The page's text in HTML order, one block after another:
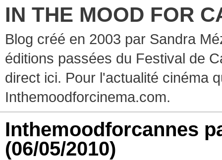
IN THE MOOD FOR
Blog créé en 2003 par Sandra
éditions passées du Festival de
direct ici. Pour l'actualité cinéma
Inthemoodforcinema.com.
Inthemoodforcannes
(06/05/2010)